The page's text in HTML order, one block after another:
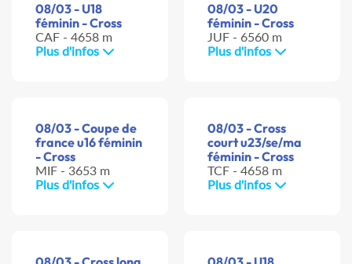
08/03 - U18
féminin - Cross
CAF - 4658 m
Plus d'infos
08/03 - U20
féminin - Cross
JUF - 6560 m
Plus d'infos
08/03 - Coupe de
france u16 féminin
- Cross
MIF - 3653 m
Plus d'infos
08/03 - Cross
court u23/se/ma
féminin - Cross
TCF - 4658 m
Plus d'infos